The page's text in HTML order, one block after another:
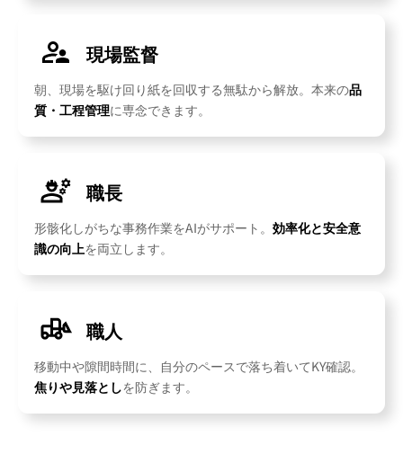
現場監督
朝、現場を駆け回り紙を回収する無駄から解放。本来の品
質・工程管理に専念できます。
職長
形骸化しがちな事務作業をAIがサポート。 効率化と安全意
識の向上を両立します。
職人
移動中や隙間時間に、自分のペースで落ち着いてKY確認。
焦りや見落としを防ぎます。